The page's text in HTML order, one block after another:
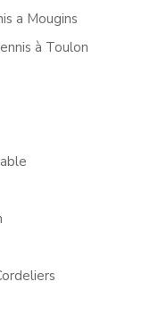
a Mougins
à Toulon